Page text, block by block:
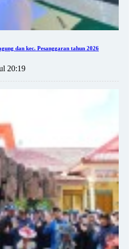
dan kec. Pesanggaran tahun 2026
20:19